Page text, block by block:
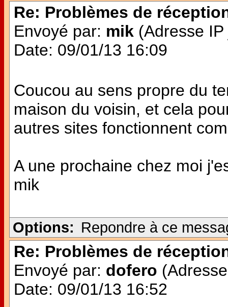
Re: Problèmes de
Envoyé par: mik (Adresse
Date: 09/01/13 16:09
Coucou au sens propre du
maison du voisin, et cela
autres sites fonctionnent
A une prochaine chez moi
mik
Options: Repondre à ce
Re: Problèmes de
Envoyé par: dofero
Date: 09/01/13 16:52